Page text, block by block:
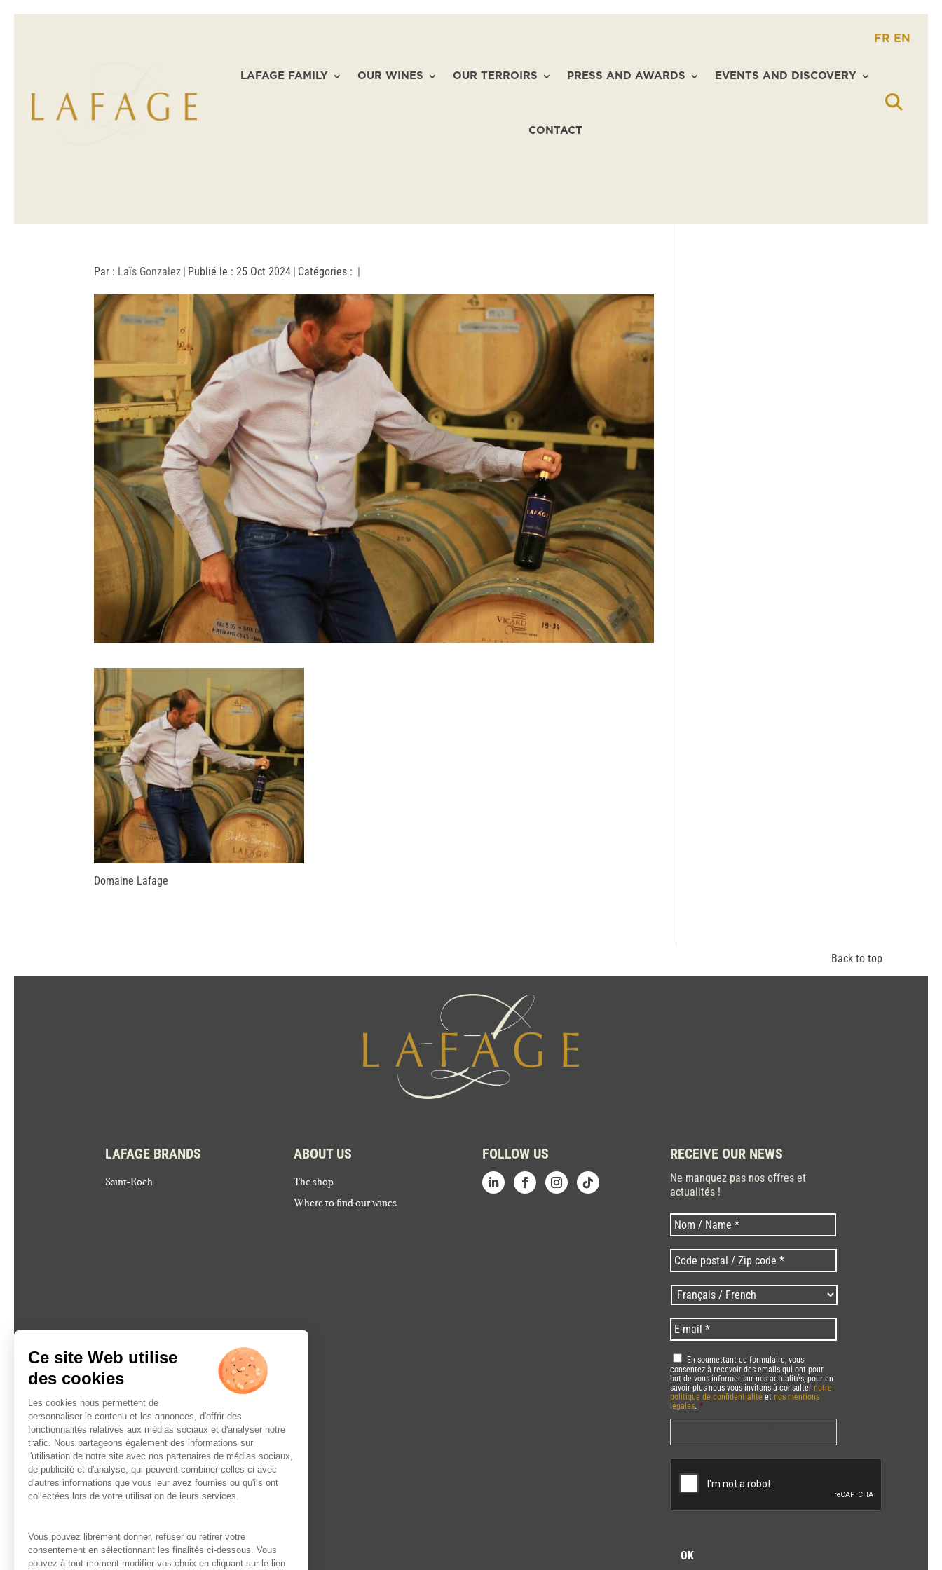
FR EN
LAFAGE FAMILY OUR WINES OUR TERROIRS PRESS AND AWARDS EVENTS AND DISCOVERY
CONTACT
Par : Laïs Gonzalez | Publié le : 25 Oct 2024 | Catégories : |
Domaine Lafage
Back to top
LAFAGE BRANDS
Saint-Roch
ABOUT US
The shop
Where to find our wines
FOLLOW US RECEIVE OUR NEWS
Ne manquez pas nos offres et
actualités !
Nom * Last
Code
postal
/
Zip
* *
Langues
/
Language *
E-
mail *
RGPD *
En soumettant ce formulaire, vous
consentez à recevoir des emails qui ont pour
but de vous informer sur nos actualités, pour en
savoir plus nous vous invitons à consulternotre
politique de confidentialité etnos mentions
légales. *